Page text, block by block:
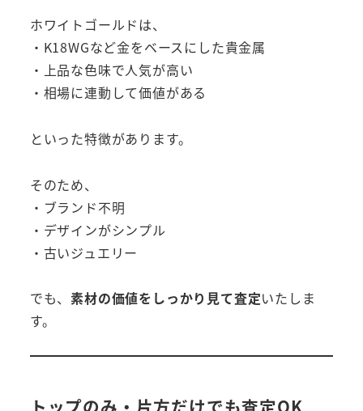
ホワイトゴールドは、
・K18WGなど金をベースにした貴金属
・上品な色味で人気が高い
・相場に連動して価値がある
といった特徴があります。
そのため、
・ブランド不明
・デザインがシンプル
・古いジュエリー
でも、 素材の価値をしっかり見て査定いたしま
す。